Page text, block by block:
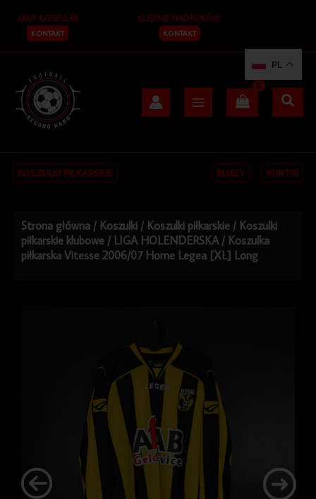
treści
SKUP KOSZULEK
KONTAKT
KLEJENIE NADRUKÓW
KONTAKT
KOSZULKI PIŁKARSKIE BLUZY KURTKI
Strona główna / Koszulki / Koszulki piłkarskie / Koszulki
piłkarskie klubowe / LIGA HOLENDERSKA / Koszulka
piłkarska Vitesse 2006/07 Home Legea [XL] Long
PL